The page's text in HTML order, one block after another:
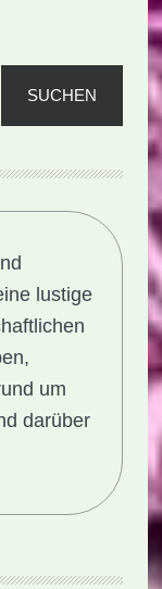
SUCHEN
lustige
um
darüber